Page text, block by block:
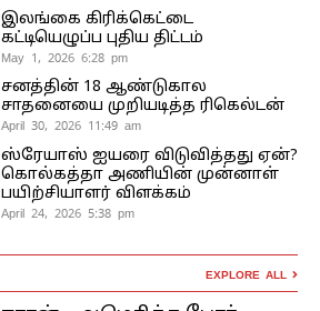
இலங்கை கிரிக்கெட்டை
கட்டியெழுப்ப புதிய திட்டம்
May 1, 2026 6:28 pm
சனத்தின் 18 ஆண்டுகால
சாதனையை முறியடித்த ரிகெல்டன்
April 30, 2026 11:49 am
ஸ்ரேயாஸ் ஐயரை விடுவித்தது ஏன்?
கொல்கத்தா அணியின் முன்னாள்
பயிற்சியாளர் விளக்கம்
April 24, 2026 5:38 pm
EXPLORE ALL